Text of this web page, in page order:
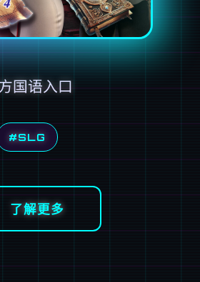
国语入口
#SLG
了解更多